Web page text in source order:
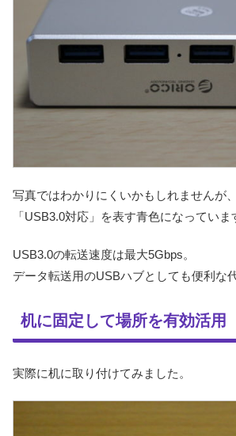
写真ではわかりにくいかもしれませんが
「USB3.0対応」を表す青色になっていま
USB3.0の転送速度は最大5Gbps。
データ転送用のUSBハブとしても便利な
机に固定して場所を有効活用
実際に机に取り付けてみました。